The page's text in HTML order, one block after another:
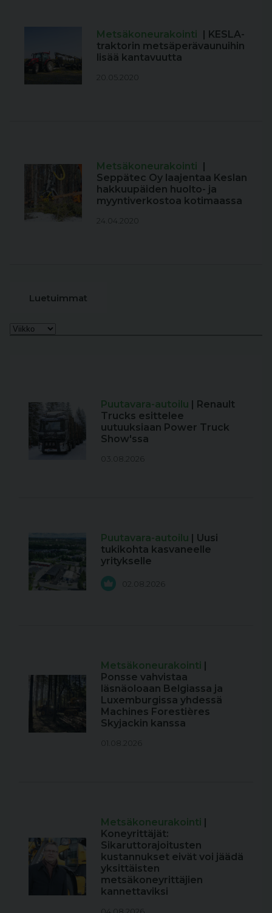
Metsäkoneurakointi
| KESLA-
traktorin metsäperävaunuihin
lisää kantavuutta
20.05.2020
Metsäkoneurakointi
Seppätec Oy laajentaa Keslan
hakkuupäiden huolto- ja
myyntiverkostoa kotimaassa
24.04.2020
Luetuimmat
Puutavara-autoilu | Renault
Trucks esittelee
uutuuksiaan Power Truck
Show'ssa
03.08.2026
Puutavara-autoilu | Uusi
tukikohta kasvaneelle
yritykselle
02.08.2026
Metsäkoneurakointi |
Ponsse vahvistaa
läsnäoloaan Belgiassa ja
Luxemburgissa yhdessä
Machines Forestières
Skyjackin kanssa
01.08.2026
Metsäkoneurakointi |
Koneyrittäjät:
Sikaruttorajoitusten
kustannukset eivät voi jäädä
yksittäisten
metsäkoneyrittäjien
kannettaviksi